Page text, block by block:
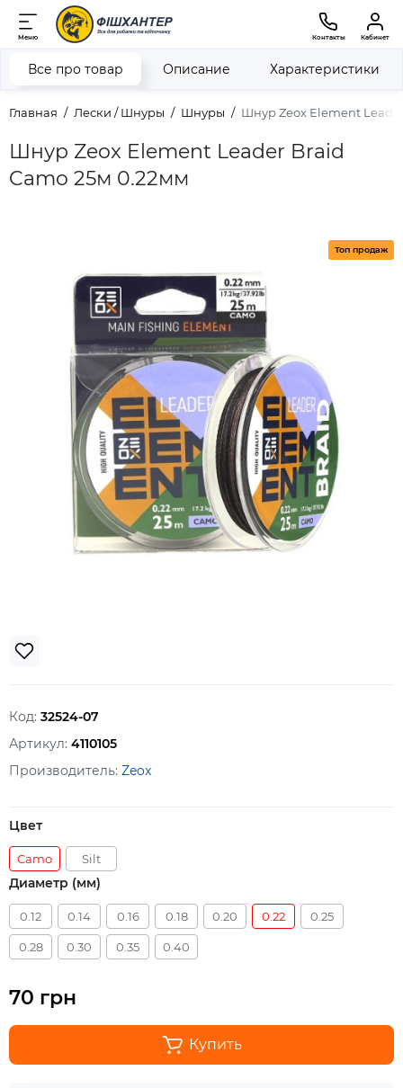
Меню Контакты Кабинет
Главная Лески / Шнуры Шнуры Шнур Zeox Element
Шнур Zeox Element Leader Braid
Camo 25м 0.22мм
Все про товар Описание Характеристики
Топ продаж
Код: 32524-07
Артикул: 4110105
Производитель: Zeox
Цвет
Camo Silt
Диаметр (мм)
0.12 0.14 0.16 0.18 0.20 0.22 0.25
0.28 0.30 0.35 0.40
70 грн
Купить